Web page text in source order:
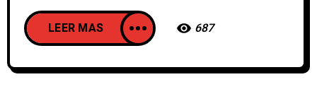
LEER MAS 687